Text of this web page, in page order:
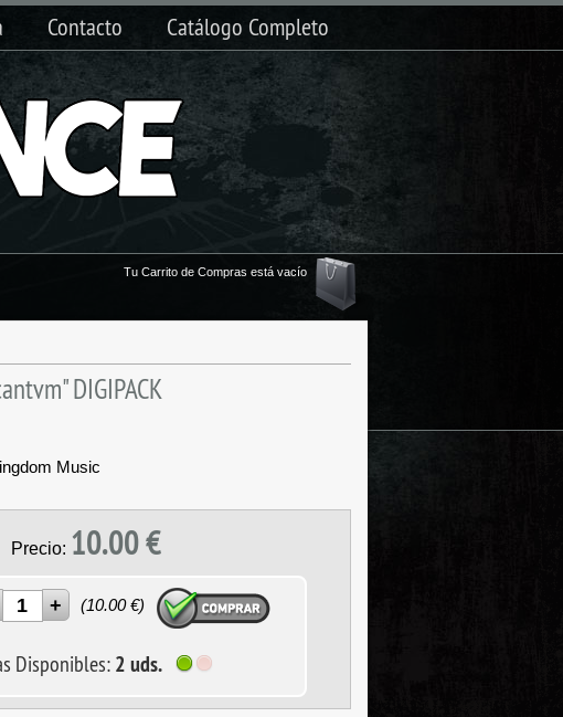
Contacto Catálogo Completo
Tu Carrito de Compras está vacío
DIGIPACK
Music
Precio: 10.00€
(10.00€)
Disponibles:2 uds.